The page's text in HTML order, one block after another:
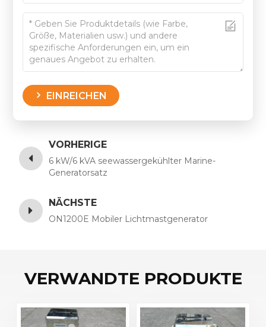
EINREICHEN
VORHERIGE
6 kW/6 kVA seewassergekühlter Marine-
Generatorsatz
NÄCHSTE
ON1200E Mobiler Lichtmastgenerator
VERWANDTE PRODUKTE